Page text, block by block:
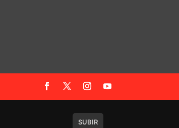
SUBIR